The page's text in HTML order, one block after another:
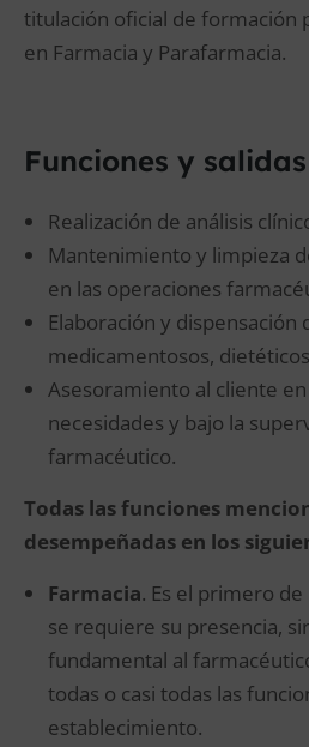
titulación oficial de formación
en Farmacia y Parafarmacia.
Funciones y
Realización de análisis
Mantenimiento y limpieza
en las operaciones
Elaboración y dispensación
medicamentosos,
Asesoramiento al cliente
necesidades y bajo la
farmacéutico.
Todas las funciones
desempeñadas en los
Farmacia. Es el primero
se requiere su presencia,
fundamental al
todas o casi todas las
establecimiento.